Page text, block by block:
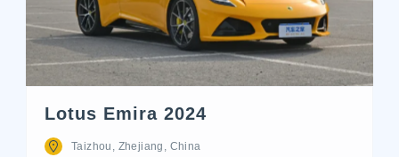
Lotus Emira 2024
Taizhou, Zhejiang, China